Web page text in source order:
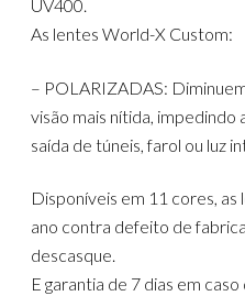
UV400.
As lentes World-X Custom:
– POLARIZADAS:
visão mais nítida,
saída de túneis, farol ou luz
Disponíveis em 11 cores, as
ano contra defeito de
descasque.
E garantia de 7 dias em